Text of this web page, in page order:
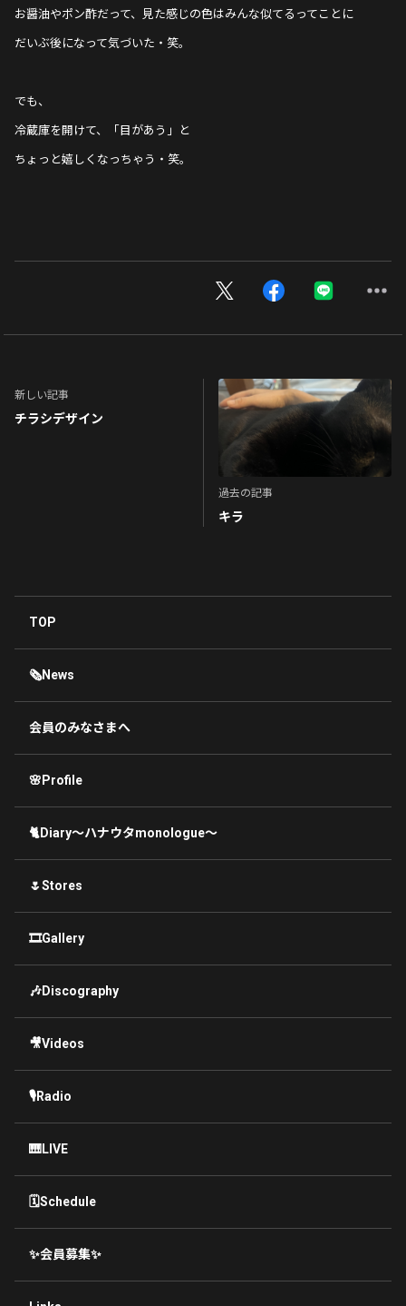
お醤油やポン酢だって、見た感じの色はみんな似てるってことに
だいぶ後になって気づいた・笑。
でも、
冷蔵庫を開けて、「目があう」と
ちょっと嬉しくなっちゃう・笑。
新しい記事
チラシデザイン
過去の記事
キラ
TOP
🗞News
会員のみなさまへ
🌸Profile
🐈Diary〜ハナウタmonologue〜
🌷Stores
🎞Gallery
🎶Discography
🎥Videos
🎙Radio
🎹LIVE
🗓Schedule
✨会員募集✨